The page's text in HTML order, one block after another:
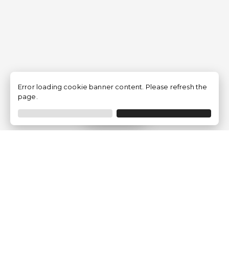
Filtrer
Error loading cookie banner content. Please refresh the
page.